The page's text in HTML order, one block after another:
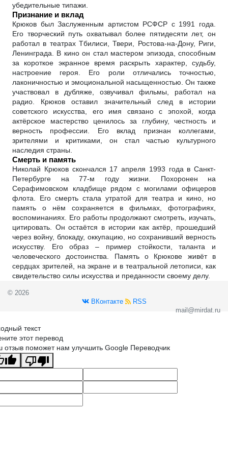
убедительные типажи.
Признание и вклад
Крюков был Заслуженным артистом РСФСР с 1991 года.
Его творческий путь охватывал более пятидесяти лет, он
работал в театрах Тбилиси, Твери, Ростова-на-Дону, Риги,
Ленинграда. В кино он стал мастером эпизода, способным
за короткое экранное время раскрыть характер, судьбу,
настроение героя. Его роли отличались точностью,
лаконичностью и эмоциональной насыщенностью. Он также
участвовал в дубляже, озвучивал фильмы, работал на
радио. Крюков оставил значительный след в истории
советского искусства, его имя связано с эпохой, когда
актёрское мастерство ценилось за глубину, честность и
верность профессии. Его вклад признан коллегами,
зрителями и критиками, он стал частью культурного
наследия страны.
Смерть и память
Николай Крюков скончался 17 апреля 1993 года в Санкт-
Петербурге на 77-м году жизни. Похоронен на
Серафимовском кладбище рядом с могилами офицеров
флота. Его смерть стала утратой для театра и кино, но
память о нём сохраняется в фильмах, фотографиях,
воспоминаниях. Его работы продолжают смотреть, изучать,
цитировать. Он остаётся в истории как актёр, прошедший
через войну, блокаду, оккупацию, но сохранивший верность
искусству. Его образ – пример стойкости, таланта и
человеческого достоинства. Память о Крюкове живёт в
сердцах зрителей, на экране и в театральной летописи, как
свидетельство силы искусства и преданности своему делу.
© 2026
ВКонтакте
RSS
mail@mirdat.ru
текст
этот перевод
отзыв поможет нам улучшить Google Переводчик